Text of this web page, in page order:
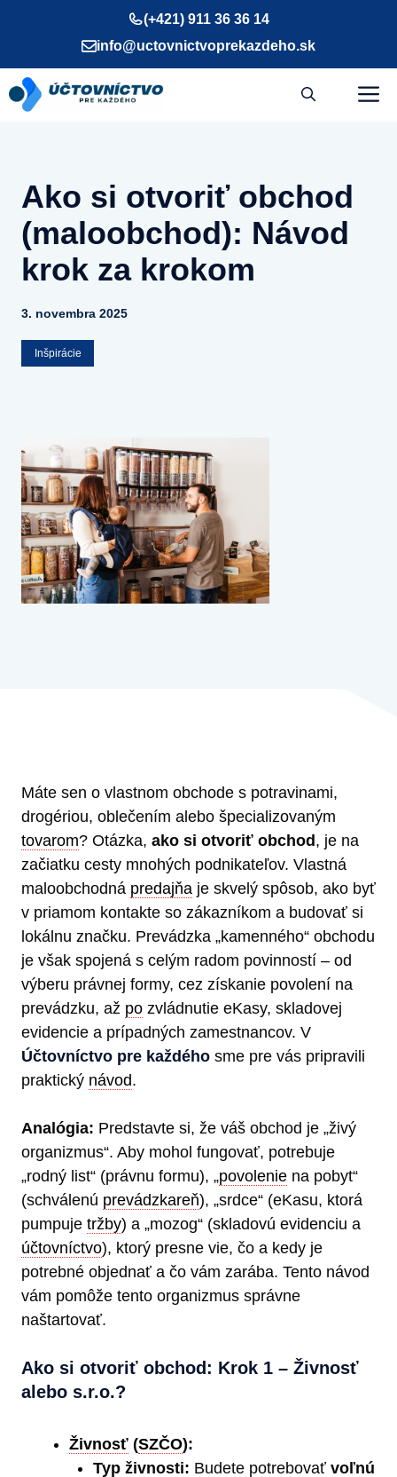
(+421) 911 36 36 14
info@uctovnictvoprekazdeho.sk
Ako si otvoriť obchod
(maloobchod): Návod
krok za krokom
3. novembra 2025
Inšpirácie
Máte sen o vlastnom obchode s potravinami,
drogériou, oblečením alebo špecializovaným
tovarom? Otázka, ako si otvoriť obchod , je na
začiatku cesty mnohých podnikateľov. Vlastná
maloobchodná predajňa je skvelý spôsob, ako byť
v priamom kontakte so zákazníkom a budovať si
lokálnu značku. Prevádzka „kamenného“ obchodu
je však spojená s celým radom povinností – od
výberu právnej formy, cez získanie povolení na
prevádzku, až po zvládnutie eKasy, skladovej
evidencie a prípadných zamestnancov. V
Účtovníctvo pre každého sme pre vás pripravili
praktický návod.
Analógia: Predstavte si, že váš obchod je „živý
organizmus“. Aby mohol fungovať, potrebuje
„rodný list“ (právnu formu), „povolenie na pobyt“
(schválenú prevádzkareň), „srdce“ (eKasu, ktorá
pumpuje tržby) a „mozog“ (skladovú evidenciu a
účtovníctvo), ktorý presne vie, čo a kedy je
potrebné objednať a čo vám zarába. Tento návod
vám pomôže tento organizmus správne
naštartovať.
Ako si otvoriť obchod: Krok 1 – Živnosť
alebo s.r.o.?
Živnosť (SZČO):
Typ živnosti: Budete potrebovať voľnú